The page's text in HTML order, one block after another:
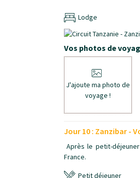
Lodge
Vos photos de
J'ajoute ma photo de
voyage !
Jour 10 : Zanzibar -
Après le petit-
France.
Petit déjeuner